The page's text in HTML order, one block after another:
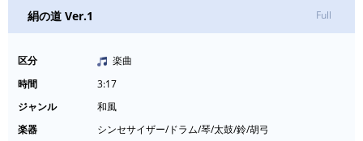
絹の道 Ver.1 Full
区分
楽曲
時間
3:17
ジャンル
和風
楽器
シンセサイザー/ドラム/琴/太鼓/鈴/胡弓